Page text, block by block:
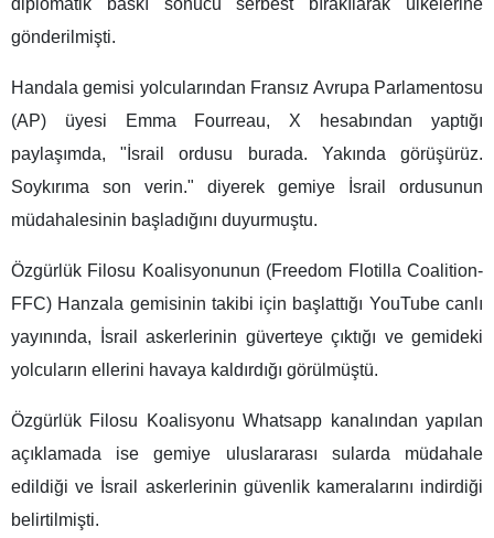
diplomatik baskı sonucu serbest bırakılarak ülkelerine
gönderilmişti.
Handala gemisi yolcularından Fransız Avrupa Parlamentosu
(AP) üyesi Emma Fourreau, X hesabından yaptığı
paylaşımda, "İsrail ordusu burada. Yakında görüşürüz.
Soykırıma son verin." diyerek gemiye İsrail ordusunun
müdahalesinin başladığını duyurmuştu.
Özgürlük Filosu Koalisyonunun (Freedom Flotilla Coalition-
FFC) Hanzala gemisinin takibi için başlattığı YouTube canlı
yayınında, İsrail askerlerinin güverteye çıktığı ve gemideki
yolcuların ellerini havaya kaldırdığı görülmüştü.
Özgürlük Filosu Koalisyonu Whatsapp kanalından yapılan
açıklamada ise gemiye uluslararası sularda müdahale
edildiği ve İsrail askerlerinin güvenlik kameralarını indirdiği
belirtilmişti.